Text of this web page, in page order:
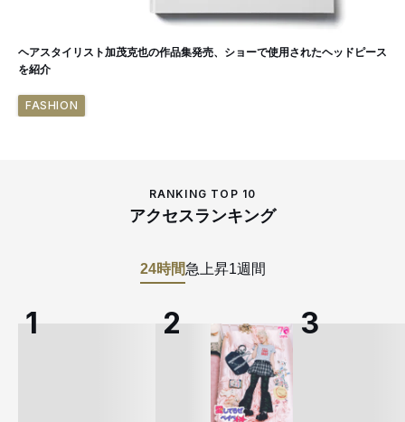
ヘアスタイリスト加茂克也の作品集発売、ショーで使用されたヘッドピース
を紹介
FASHION
RANKING TOP 10
アクセスランキング
24時間急上昇1週間